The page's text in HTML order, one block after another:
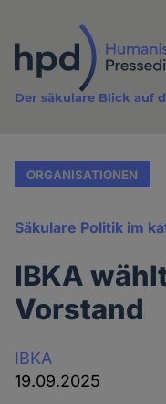
Inhalt
Der säkulare Blick auf
ORGANISATIONEN
Säkulare Politik im
IBKA
Vorstand
IBKA
19.09.2025